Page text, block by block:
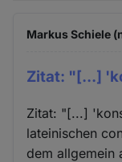
Markus Schiele
Zitat: "[...]
Zitat: "[...]
lateinischen
dem allgemein